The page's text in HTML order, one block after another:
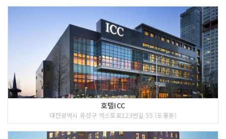
호텔ICC
대전광역시 유성구 엑스포로123번길 55 (도룡동)